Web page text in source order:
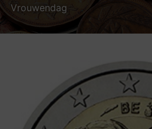
Vrouwendag